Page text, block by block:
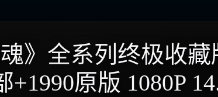
魂》全系列终极收
+1990原版 1080P